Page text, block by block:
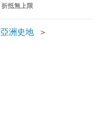
折抵無上限
亞洲史地
＞